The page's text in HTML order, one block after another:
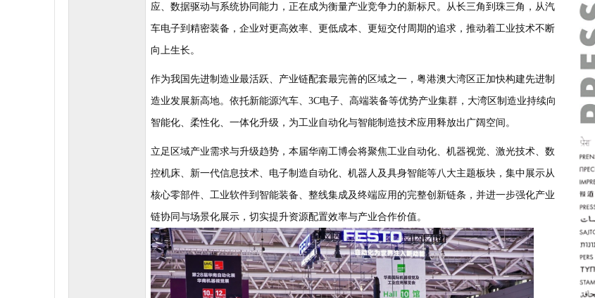
应、数据驱动与系统协同能力，正在成为衡量产业竞争力的新标尺。从长三角到珠三角，从汽
车电子到精密装备，企业对更高效率、更低成本、更短交付周期的追求，推动着工业技术不断
向上生长。
作为我国先进制造业最活跃、产业链配套最完善的区域之一，粤港澳大湾区正加快构建先进制
造业发展新高地。依托新能源汽车、 3C电子、高端装备等优势产业集群，大湾区制造业持续向
智能化、柔性化、一体化升级，为工业自动化与智能制造技术应用释放出广阔空间。
立足区域产业需求与升级趋势，本届华南工博会将聚焦工业自动化、机器视觉、激光技术、数
控机床、新一代信息技术、电子制造自动化、机器人及具身智能等八大主题板块，集中展示从
核心零部件、工业软件到智能装备、整线集成及终端应用的完整创新链条，并进一步强化产业
链协同与场景化展示，切实提升资源配置效率与产业合作价值。